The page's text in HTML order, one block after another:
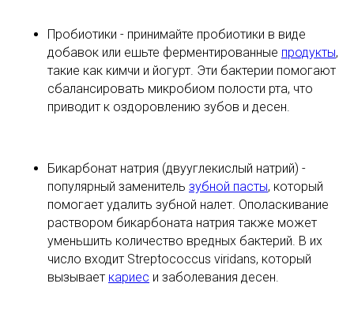
Пробиотики - принимайте пробиотики в виде
добавок или ешьте ферментированные продукты,
такие как кимчи и йогурт. Эти бактерии помогают
сбалансировать микробиом полости рта, что
приводит к оздоровлению зубов и десен.
Бикарбонат натрия (двууглекислый натрий) -
популярный заменитель зубной пасты, который
помогает удалить зубной налет. Ополаскивание
раствором бикарбоната натрия также может
уменьшить количество вредных бактерий. В их
число входит Streptococcus viridans, который
вызывает кариес и заболевания десен.